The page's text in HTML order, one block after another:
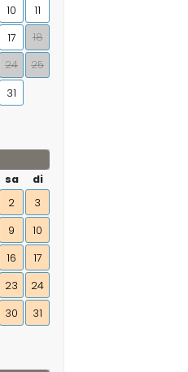
10
11
17
18
24
25
31
sa
di
2
3
9
10
16
17
23
24
30 31